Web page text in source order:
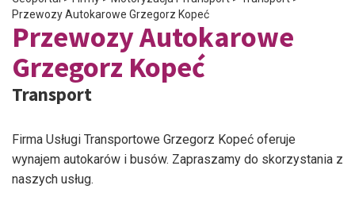
Przewozy Autokarowe Grzegorz Kopeć
Przewozy Autokarowe
Grzegorz Kopeć
Transport
Firma Usługi Transportowe Grzegorz Kopeć oferuje
wynajem autokarów i busów. Zapraszamy do skorzystania z
naszych usług.